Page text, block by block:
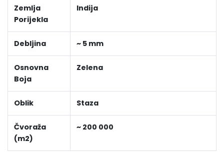
Zemlja
Porijekla
Indija
Debljina ~ 5 mm
Osnovna
Boja
Zelena
Oblik Staza
Čvoraža
(m2)
~ 200 000